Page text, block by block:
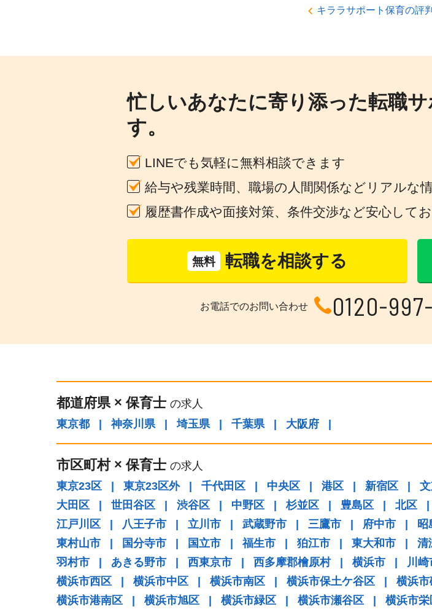
キララサポート保育の評
忙しいあなたに寄り添った転職
す。
LINEでも気軽に無料相談できます
給与や残業時間、職場の人間関係などリアルな
履歴書作成や面接対策、条件交渉など安心して
無料 転職を相談する
お電話でのお問い合わせ 0120-
都道府県 × 保育士 の求人
東京都
| 神奈川県 | 埼玉県 | 千葉県 | 大阪府 |
市区町村 × 保育士 の求人
東京23区
| 東京23区外 | 千代田区 | 中央区 | 港区 | 新宿区 |
大田区
| 世田谷区 | 渋谷区 | 中野区 | 杉並区 | 豊島区 | 北区 |
江戸川区
| 八王子市 | 立川市 | 武蔵野市 | 三鷹市 | 府中市 | 昭
東村山市
| 国分寺市 | 国立市 | 福生市 | 狛江市 | 東大和市 | 清
羽村市
| あきる野市 | 西東京市 | 西多摩郡檜原村 | 横浜市 | 川崎
横浜市西区
| 横浜市中区 | 横浜市南区 | 横浜市保土ケ谷区 | 横浜
横浜市港南区
| 横浜市旭区 | 横浜市緑区 | 横浜市瀬谷区 | 横浜市栄